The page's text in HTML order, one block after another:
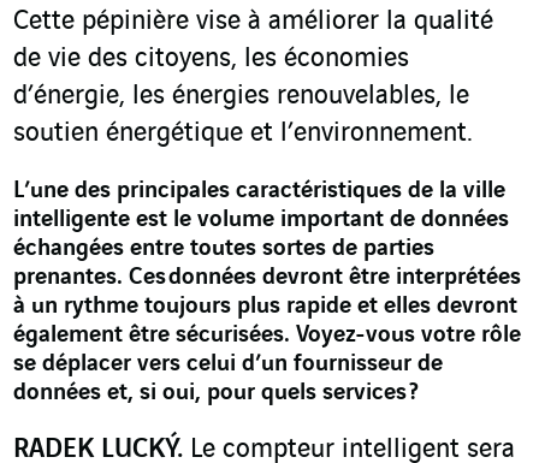
Cette pépinière vise à améliorer la qualité
de vie des citoyens, les économies
d’énergie, les énergies renouvelables, le
soutien énergétique et l’environnement.
L’une des principales caractéristiques de la ville
intelligente est le volume important de données
échangées entre toutes sortes de parties
prenantes. Ces données devront être interprétées
à un rythme toujours plus rapide et elles devront
également être sécurisées. Voyez-vous votre rôle
se déplacer vers celui d’un fournisseur de
données et, si oui, pour quels services ?
RADEK LUCKÝ. Le compteur intelligent sera